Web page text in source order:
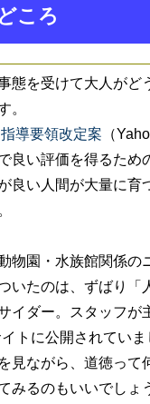
ころ
態を受けて大人がど
。
導要領改定案 （
良い評価を得るため
良い人間が大量に育
物園・水族館関係の
いたのは、ずばり「
イダー。スタッフが
トに公開されていま
見ながら、道徳って
みるのもいいでしょ